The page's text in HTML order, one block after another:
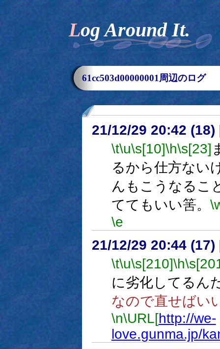
Log Around It.
61cc503d00000001周辺のログ
21/12/29 20:42 (18)
\t\u\s[10]\h\s[23]
るから仕方ない
んもこうなるこ
ててもいい筈。
\e
21/12/29 20:44 (17)
\t\u\s[210]\h
に劣化してるん
なので直せばい
\n\URL[http://we-
love.gunma.jp/